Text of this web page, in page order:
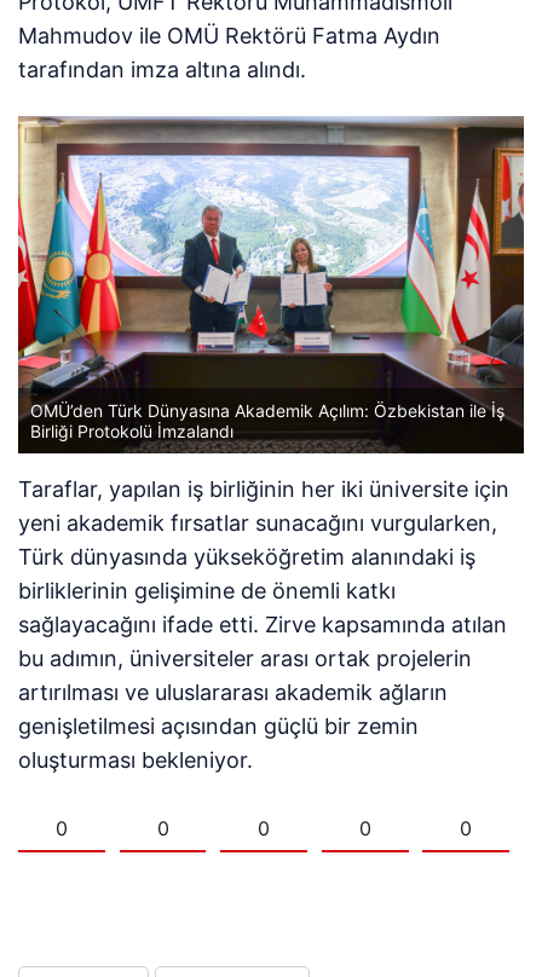
Mahmudov ile OMÜ Rektörü Fatma Aydın
tarafından imza altına alındı.
OMÜ’den Türk Dünyasına Akademik Açılım: Özbekistan ile İş
Birliği Protokolü İmzalandı
Taraflar, yapılan iş birliğinin her iki üniversite için
yeni akademik fırsatlar sunacağını vurgularken,
Türk dünyasında yükseköğretim alanındaki iş
birliklerinin gelişimine de önemli katkı
sağlayacağını ifade etti. Zirve kapsamında atılan
bu adımın, üniversiteler arası ortak projelerin
artırılması ve uluslararası akademik ağların
genişletilmesi açısından güçlü bir zemin
oluşturması bekleniyor.
0 0 0 0 0